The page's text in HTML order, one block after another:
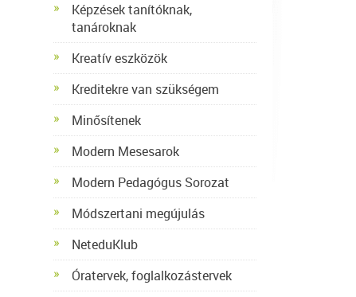
Képzések tanítóknak,
tanároknak
Kreatív eszközök
Kreditekre van szükségem
Minősítenek
Modern Mesesarok
Modern Pedagógus Sorozat
Módszertani megújulás
NeteduKlub
Óratervek, foglalkozástervek